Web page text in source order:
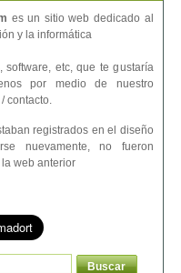
es un sitio web dedicado al
y la informática
software, etc, que te gustaría
por medio de nuestro
contacto.
registrados en el diseño
nuevamente, no fueron
web anterior